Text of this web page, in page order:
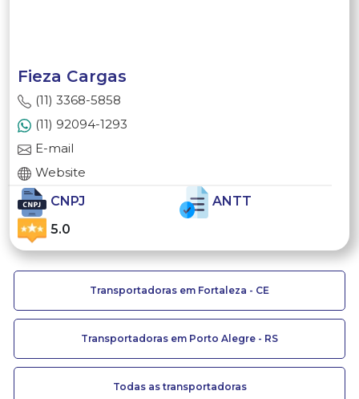
Fieza Cargas
(11) 3368-5858
(11) 92094-1293
E-mail
Website
CNPJ
ANTT
5.0
Transportadoras em Fortaleza - CE
Transportadoras em Porto Alegre - RS
Todas as transportadoras